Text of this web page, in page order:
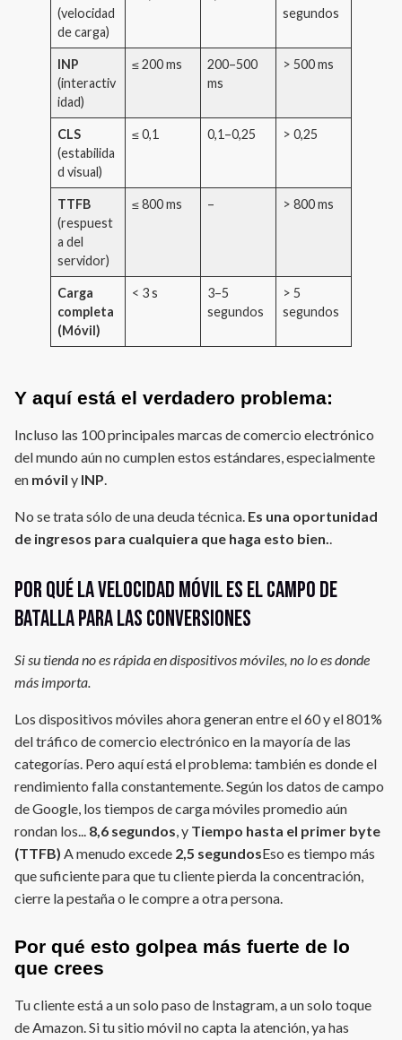
(velocidad
de carga)
segundos
INP
(interactiv
idad)
≤ 200 ms
200–500
ms
> 500 ms
CLS
(estabilida
d visual)
≤ 0,1 0,1–0,25 > 0,25
TTFB
(respuest
a del
servidor)
≤ 800 ms – > 800 ms
Carga
completa
(Móvil)
< 3 s
3–5
segundos
> 5
segundos
Y aquí está el verdadero problema:
Incluso las 100 principales marcas de comercio electrónico
del mundo aún no cumplen estos estándares, especialmente
en móvil y INP.
No se trata sólo de una deuda técnica. Es una oportunidad
de ingresos para cualquiera que haga esto bien..
Por qué la velocidad móvil es el campo de
batalla para las conversiones
Si su tienda no es rápida en dispositivos móviles, no lo es donde
más importa.
Los dispositivos móviles ahora generan entre el 60 y el 801%
del tráfico de comercio electrónico en la mayoría de las
categorías. Pero aquí está el problema: también es donde el
rendimiento falla constantemente. Según los datos de campo
de Google, los tiempos de carga móviles promedio aún
rondan los... 8,6 segundos, y Tiempo hasta el primer byte
(TTFB) A menudo excede 2,5 segundosEso es tiempo más
que suficiente para que tu cliente pierda la concentración,
cierre la pestaña o le compre a otra persona.
Por qué esto golpea más fuerte de lo
que crees
Tu cliente está a un solo paso de Instagram, a un solo toque
de Amazon. Si tu sitio móvil no capta la atención, ya has